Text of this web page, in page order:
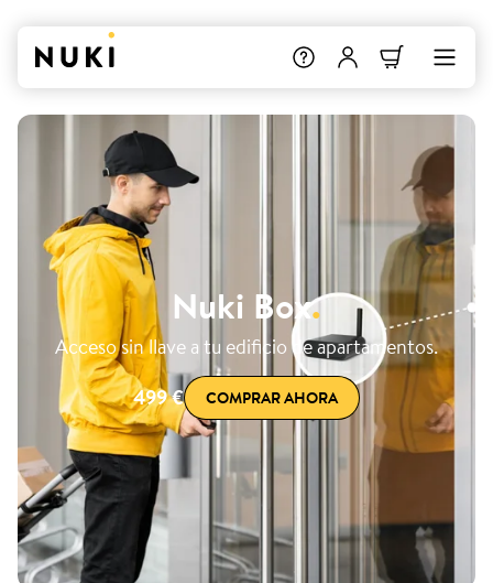
Nuki Box.
Acceso sin llave a tu edificio de apartamentos.
499 €
COMPRAR AHORA